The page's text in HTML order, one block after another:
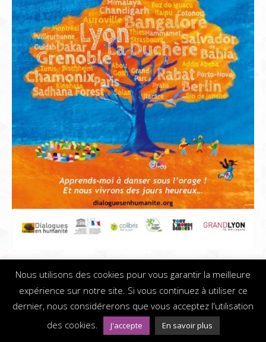
Dialogues en humanité
Dream-Theme — truly premium WordPress themes
© Festival Chemin Faisant - 2019
Mentions légales - Webdesign connectpositive.fr
Nous utilisons des cookies pour vous garantir la meilleure
expérience sur notre site. Si vous continuez à utiliser ce
dernier, nous considérerons que vous acceptez l'utilisation
des cookies.
J'accepte En savoir plus